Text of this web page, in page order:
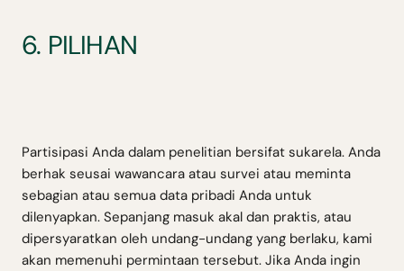
6. PILIHAN
Partisipasi Anda dalam penelitian bersifat sukarela. Anda
berhak seusai wawancara atau survei atau meminta
sebagian atau semua data pribadi Anda untuk
dilenyapkan. Sepanjang masuk akal dan praktis, atau
dipersyaratkan oleh undang-undang yang berlaku, kami
akan memenuhi permintaan tersebut. Jika Anda ingin